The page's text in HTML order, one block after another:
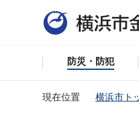
防災・防犯
現在位置 横浜市ト